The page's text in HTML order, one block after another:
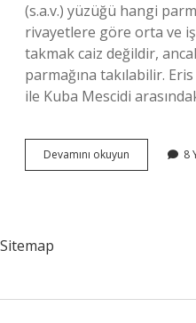
(s.a.v.) yüzüğü hangi
rivayetlere göre orta ve
takmak caiz değildir,
parmağına takılabilir.
ile Kuba Mescidi
Devamını okuyun
Parmağı
8
Sitemap